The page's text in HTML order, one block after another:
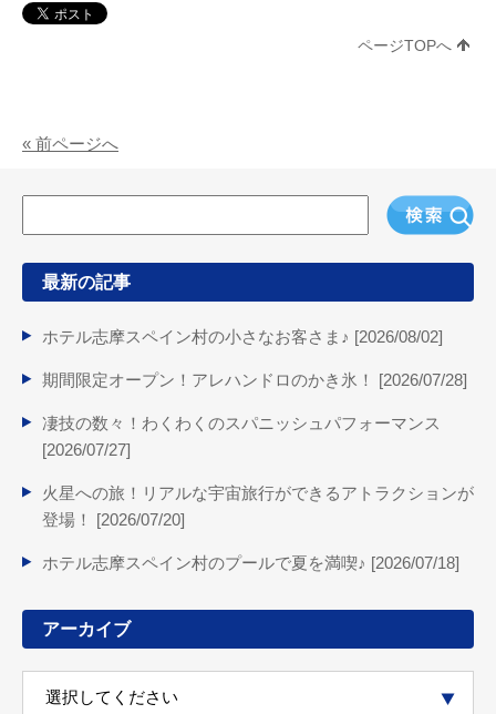
ページTOPへ
« 前ページへ
最新の記事
ホテル志摩スペイン村の小さなお客さま♪ [2026/08/02]
期間限定オープン！アレハンドロのかき氷！ [2026/07/28]
凄技の数々！わくわくのスパニッシュパフォーマンス
[2026/07/27]
火星への旅！リアルな宇宙旅行ができるアトラクションが
登場！ [2026/07/20]
ホテル志摩スペイン村のプールで夏を満喫♪ [2026/07/18]
アーカイブ